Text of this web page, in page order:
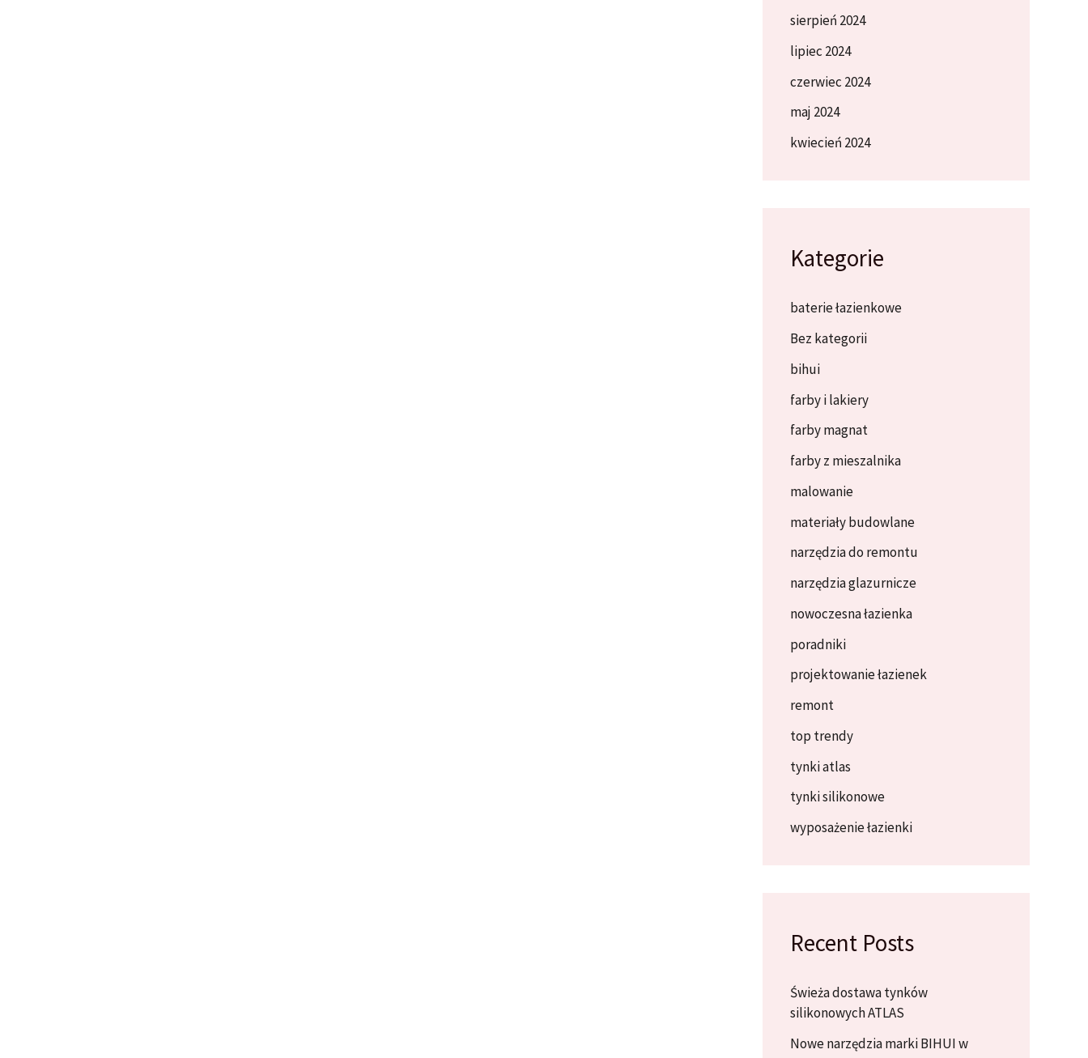
sierpień 2024
lipiec 2024
czerwiec 2024
maj 2024
kwiecień 2024
Kategorie
baterie łazienkowe
Bez kategorii
bihui
farby i lakiery
farby magnat
farby z mieszalnika
malowanie
materiały budowlane
narzędzia do remontu
narzędzia glazurnicze
nowoczesna łazienka
poradniki
projektowanie łazienek
remont
top trendy
tynki atlas
tynki silikonowe
wyposażenie łazienki
Recent Posts
Świeża dostawa tynków
silikonowych ATLAS
Nowe narzędzia marki BIHUI w